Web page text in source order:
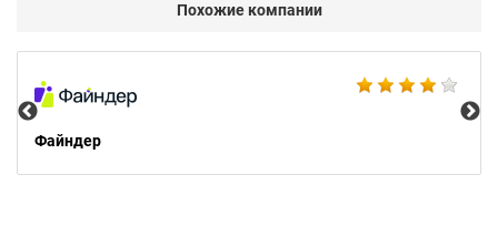
Похожие компании
Файндер